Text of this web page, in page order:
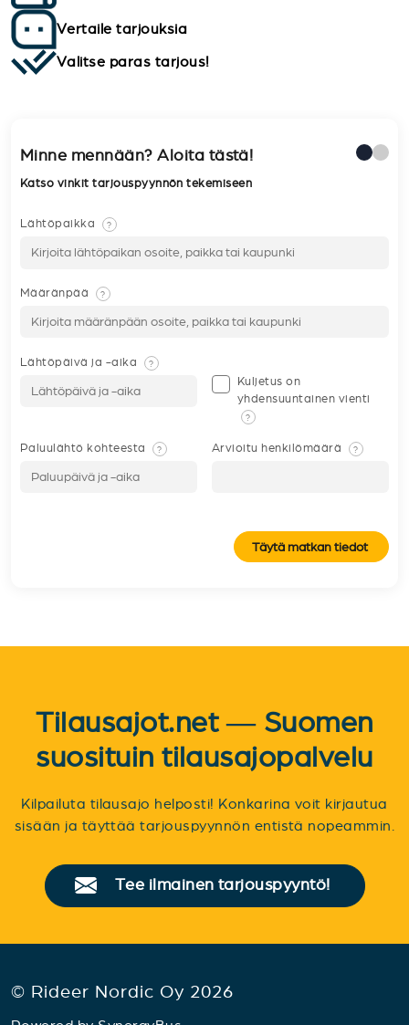
Vertaile tarjouksia
Valitse paras tarjous!
Minne mennään? Aloita tästä!
Katso vinkit tarjouspyynnön tekemiseen
Lähtöpaikka ?
Määränpää ?
Lähtöpäivä ja -aika ?
Kuljetus on
yhdensuuntainen vienti
?
Paluulähtö kohteesta ? Arvioitu henkilömäärä ?
Täytä matkan tiedot
Tilausajot.net — Suomen
suosituin tilausajopalvelu
Kilpailuta tilausajo helposti! Konkarina voit kirjautua
sisään ja täyttää tarjouspyynnön entistä nopeammin.
Tee ilmainen tarjouspyyntö!
© Rideer Nordic Oy 2026